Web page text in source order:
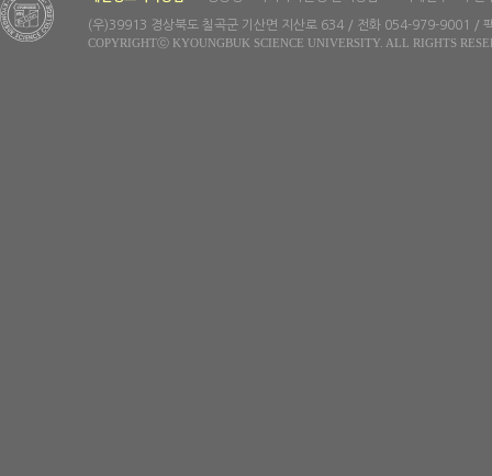
(우)39913 경상북도 칠곡군 기산면 지산로 634 / 전화 054-979-9001 /
COPYRIGHTⓒ KYOUNGBUK SCIENCE UNIVERSITY. ALL RIGHTS